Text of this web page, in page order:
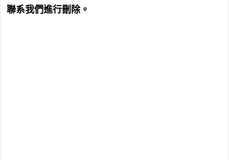
聯系我們進行刪除。